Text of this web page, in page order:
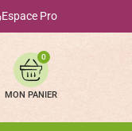
Espace Pro
0